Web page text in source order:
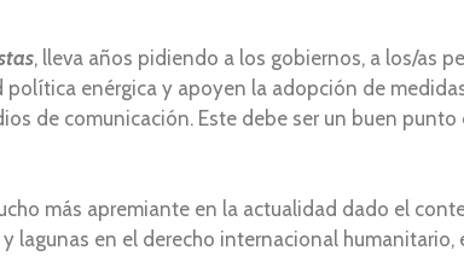
, lleva años pidiendo a los gobiernos, a los/as
enérgica y apoyen la adopción de
de comunicación. Este debe ser un buen
más apremiante en la actualidad dado el
lagunas en el derecho internacional